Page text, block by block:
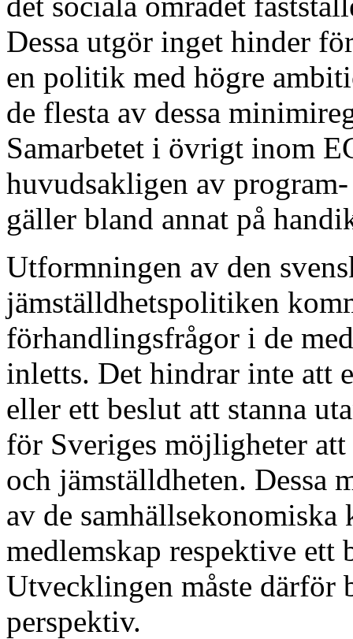
Dessa utgör inget hinder
en politik med högre
de flesta av dessa
Samarbetet i övrigt inom
huvudsakligen av
gäller bland annat på
Utformningen av den
jämställdhetspolitiken
förhandlingsfrågor i de
inletts. Det hindrar inte att
eller ett beslut att stanna
för Sveriges möjligheter
och jämställdheten. Dessa
av de samhällsekonomiska
medlemskap respektive ett
Utvecklingen måste därför
perspektiv.